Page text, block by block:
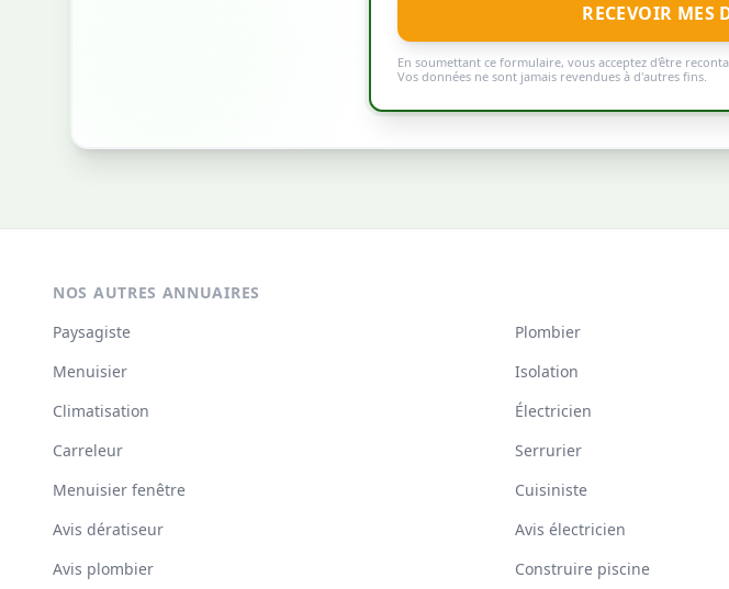
RECEVOIR MES
En soumettant ce formulaire, vous acceptez d'être
Vos données ne sont jamais revendues à d'autres fins.
NOS AUTRES ANNUAIRES
Paysagiste
Plombier
Menuisier
Isolation
Climatisation
Électricien
Carreleur
Serrurier
Menuisier fenêtre
Cuisiniste
Avis dératiseur
Avis électricien
Avis plombier
Construire piscine